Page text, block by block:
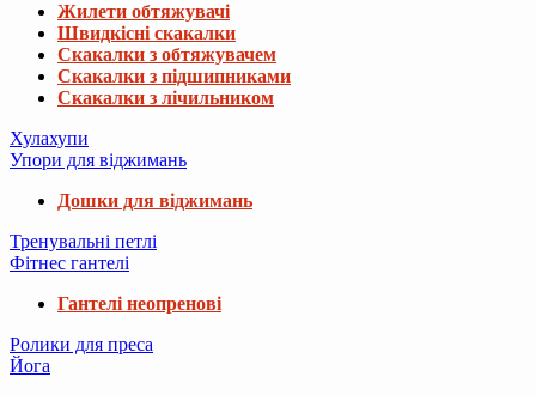
Жилети обтяжувачі
Швидкісні скакалки
Скакалки з обтяжувачем
Скакалки з підшипниками
Скакалки з лічильником
Хулахупи
Упори для віджимань
Дошки для віджимань
Тренувальні петлі
Фітнес гантелі
Гантелі неопренові
Ролики для преса
Йога